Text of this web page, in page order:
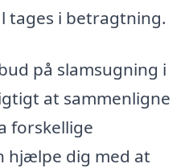
tages i betragtning.
på slamsugning i
at sammenligne
forskellige
hjælpe dig med at